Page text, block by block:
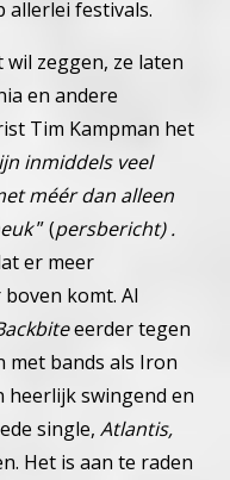
festivals.
wil zeggen, ze laten
en andere
Tim Kampman het
inmiddels veel
méér dan alleen
” (persbericht) .
er meer
komt. Al
eerder tegen
met bands als Iron
heerlijk swingend en
single,Atlantis,
Het is aan te raden